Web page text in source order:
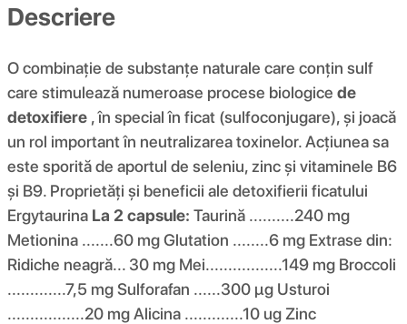
Descriere
O combinație de substanțe naturale care conțin sulf
care stimulează numeroase procese biologice de
detoxifiere , în special în ficat (sulfoconjugare), și joacă
un rol important în neutralizarea toxinelor. Acțiunea sa
este sporită de aportul de seleniu, zinc și vitaminele B6
și B9. Proprietăți și beneficii ale detoxifierii ficatului
Ergytaurina La 2 capsule: Taurină ..........240 mg
Metionina .......60 mg Glutation ........6 mg Extrase din:
Ridiche neagră... 30 mg Mei.................149 mg Broccoli
.............7,5 mg Sulforafan ......300 µg Usturoi
.................20 mg Alicina .............10 ug Zinc